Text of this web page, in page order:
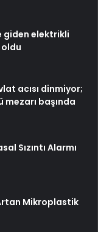
giden elektrikli
acısı dinmiyor;
mezarı başında
Sızıntı Alarmı
Mikroplastik